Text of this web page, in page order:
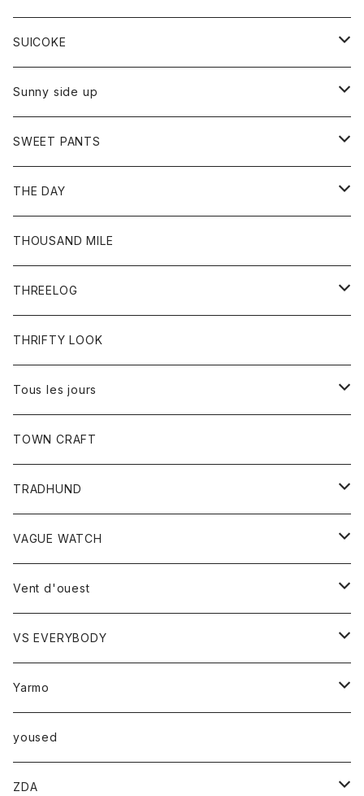
パンツ
カットソー
カーディガン
ワンピース
コート
パンツ
オーバーオール
バッグ
アクセサリー
ブレスレット
リング
SUICOKE
ブーツ
サンダル
Sunny side up
アウター
Ｇジャン
ボトム
ジーンズ
SWEET PANTS
ボトム
ショートパンツ
THE DAY
トップス
Tシャツ
THOUSAND MILE
THREELOG
トップス
Tシャツ
THRIFTY LOOK
Tous les jours
トップス
レディース
カットソー
TOWN CRAFT
TRADHUND
セーター
ベスト
VAGUE WATCH
時計
Vent d'ouest
ボトム
スカート
トップス
ベスト
VS EVERYBODY
トップス
Ｔシャツ
Yarmo
アウター
コート
小物
yoused
ZDA